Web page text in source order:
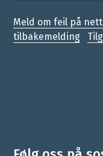
Meld om feil på
tilbakemelding